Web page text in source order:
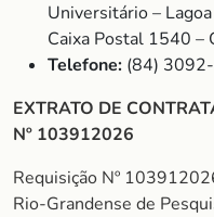
Universitário –
Caixa Postal 1540
Telefone: (84)
EXTRATO DE
Nº 103912026
Requisição Nº
Rio-Grandense de